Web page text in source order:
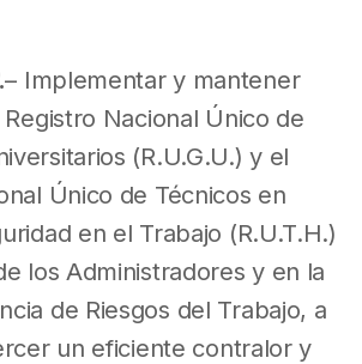
– Implementar y mantener
Nacional Único de
(R.U.G.U.) y el
Único de Técnicos en
en el Trabajo (R.U.T.H.)
los Administradores y en la
de Riesgos del Trabajo, a
un eficiente contralor y